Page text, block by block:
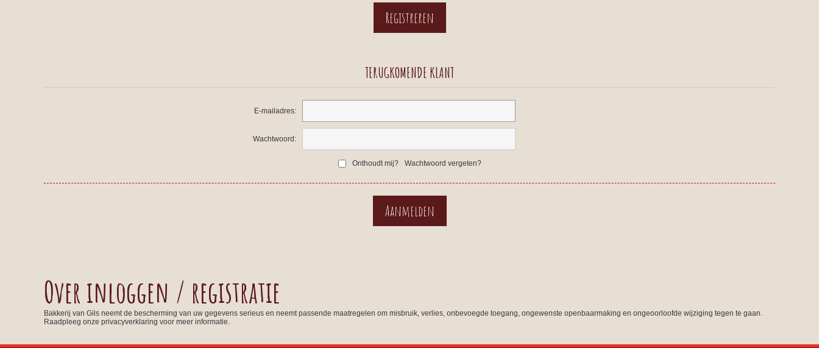
TERUGKOMENDE KLANT
E-mailadres:
Wachtwoord:
Onthoudt mij? Wachtwoord vergeten?
Over inloggen / registratie
Bakkerij van Gils neemt de bescherming van uw gegevens serieus en neemt passende maatregelen om misbruik, verlies, onbevoegde toegang, ongewenste openbaarmaking en ongeoorloofde wijziging tegen te gaan.
Raadpleeg onze privacyverklaring voor meer informatie.